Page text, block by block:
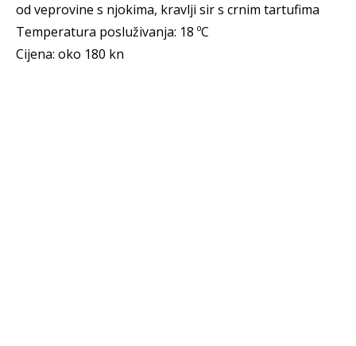
od veprovine s njokima, kravlji sir s crnim tartufima
Temperatura posluživanja: 18 ºC
Cijena: oko 180 kn